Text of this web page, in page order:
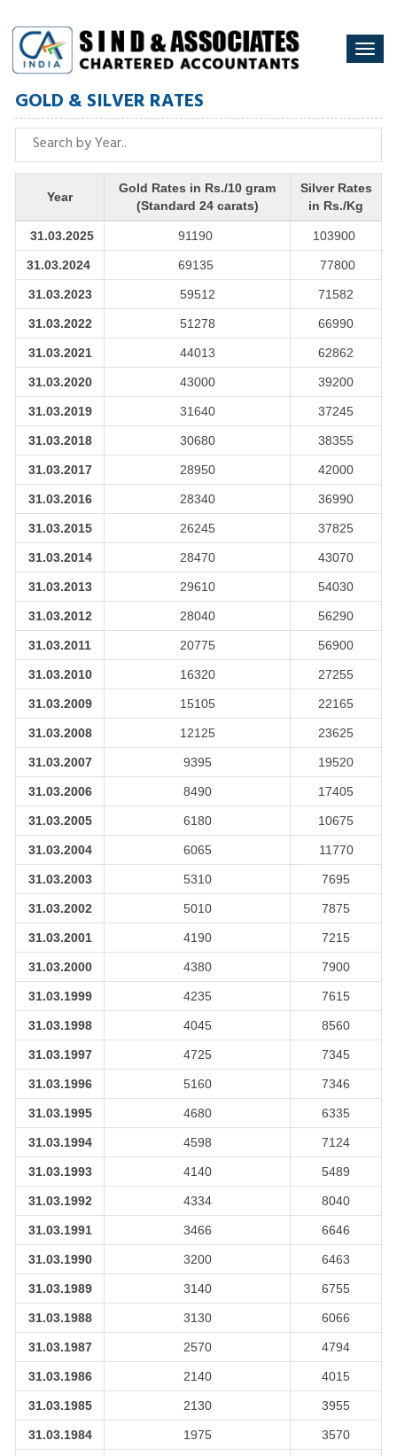
GOLD & SILVER RATES
Year
Gold Rates in Rs./10 gram
(Standard 24 carats)
Silver Rates
in Rs./Kg
31.03.2025 91190 103900
31.03.2024 69135 77800
31.03.2023 59512 71582
31.03.2022 51278 66990
31.03.2021 44013 62862
31.03.2020 43000 39200
31.03.2019 31640 37245
31.03.2018 30680 38355
31.03.2017 28950 42000
31.03.2016 28340 36990
31.03.2015 26245 37825
31.03.2014 28470 43070
31.03.2013 29610 54030
31.03.2012 28040 56290
31.03.2011 20775 56900
31.03.2010 16320 27255
31.03.2009 15105 22165
31.03.2008 12125 23625
31.03.2007 9395 19520
31.03.2006 8490 17405
31.03.2005 6180 10675
31.03.2004 6065 11770
31.03.2003 5310 7695
31.03.2002 5010 7875
31.03.2001 4190 7215
31.03.2000 4380 7900
31.03.1999 4235 7615
31.03.1998 4045 8560
31.03.1997 4725 7345
31.03.1996 5160 7346
31.03.1995 4680 6335
31.03.1994 4598 7124
31.03.1993 4140 5489
31.03.1992 4334 8040
31.03.1991 3466 6646
31.03.1990 3200 6463
31.03.1989 3140 6755
31.03.1988 3130 6066
31.03.1987 2570 4794
31.03.1986 2140 4015
31.03.1985 2130 3955
31.03.1984 1975 3570